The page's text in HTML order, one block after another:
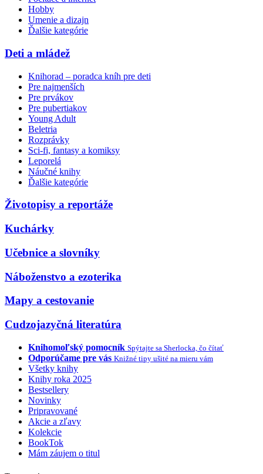
Hobby
Umenie a dizajn
Ďalšie kategórie
Deti a mládež
Knihorad – poradca kníh pre deti
Pre najmenších
Pre prvákov
Pre pubertiakov
Young Adult
Beletria
Rozprávky
Sci-fi, fantasy a komiksy
Leporelá
Náučné knihy
Ďalšie kategórie
Životopisy a reportáže
Kuchárky
Učebnice a slovníky
Náboženstvo a ezoterika
Mapy a cestovanie
Cudzojazyčná literatúra
Knihomoľský pomocník Spýtajte sa Sherlocka, čo čítať
Odporúčame pre vás Knižné tipy ušité na mieru vám
Všetky knihy
Knihy roka 2025
Bestsellery
Novinky
Pripravované
Akcie a zľavy
Kolekcie
BookTok
Mám záujem o titul